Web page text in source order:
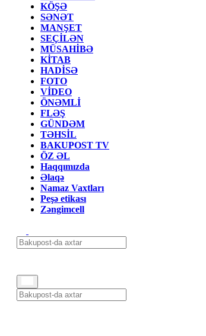
KÖŞƏ
SƏNƏT
MANŞET
SEÇİLƏN
MÜSAHİBƏ
KİTAB
HADİSƏ
FOTO
VİDEO
ÖNƏMLİ
FLƏŞ
GÜNDƏM
TƏHSİL
BAKUPOST TV
ÖZ ƏL
Haqqımızda
Əlaqə
Namaz Vaxtları
Peşə etikası
Zəngimcell